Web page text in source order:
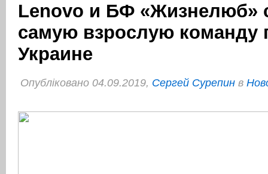
Lenovo и БФ «Жизнелюб»
самую взрослую команду
Украине
Опубліковано 04.09.2019, Сергей Сурепин в